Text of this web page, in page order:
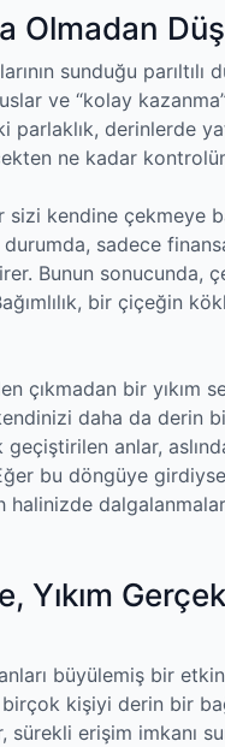
Olmadan
sunduğu
ve “kolay
parlaklık, derinlerde
ne kadar
sizi kendine çekmeye
sadece
Bunun sonucunda,
bir çiçeğin
çıkmadan bir yıkım
daha da derin
anlar,
bu döngüye
halinizde
Yıkım
büyülemiş bir
kişiyi derin bir
erişim imkanı